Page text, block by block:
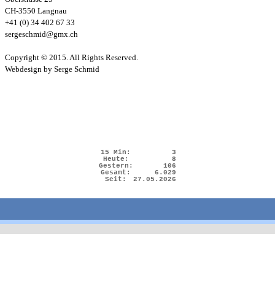
CH-3550 Langnau
+41 (0) 34 402 67 33
sergeschmid@gmx.ch
Copyright © 2015. All Rights Reserved.
Webdesign by Serge Schmid
15 Min:
3
Heute:
8
Gestern:
106
Gesamt:
6.029
Seit:
27.05.2026